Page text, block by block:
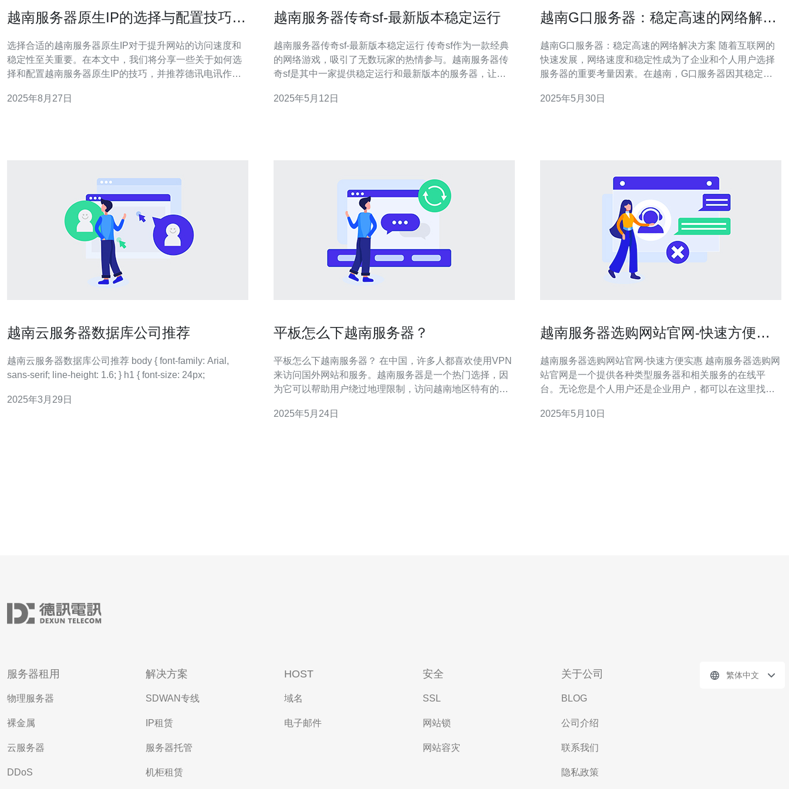
越南服务器原生IP的选择与配置技巧分
选择合适的越南服务器原生IP对于提升网站的访问速度和
稳定性至关重要。在本文中，我们将分享一些关于如何选
择和配置越南服务器原生IP的技巧，并推荐德讯电讯作为
越南服务器原生IP的重要性 在当今数字化时代，网站的访
2025年8月27日
越南服务器传奇sf-最新版本稳定运行
越南服务器传奇sf-最新版本稳定运行 传奇sf作为一款经典
的网络游戏，吸引了无数玩家的热情参与。越南服务器传
奇sf是其中一家提供稳定运行和最新版本的服务器，让玩
是稳定运行。服务器团队对服务器进行了优化，确保玩家
2025年5月12日
越南G口服务器：稳定高速的网络解决
越南G口服务器：稳定高速的网络解决方案 随着互联网的
快速发展，网络速度和稳定性成为了企业和个人用户选择
服务器的重要考量因素。在越南，G口服务器因其稳定高
务器的优势和适用场景。 G口服务器是指具有高速网络连
2025年5月30日
越南云服务器数据库公司推荐
越南云服务器数据库公司推荐 body { font-family: Arial,
sans-serif; line-height: 1.6; } h1 { font-size: 24px;
2025年3月29日
平板怎么下越南服务器？
平板怎么下越南服务器？ 在中国，许多人都喜欢使用VPN
来访问国外网站和服务。越南服务器是一个热门选择，因
为它可以帮助用户绕过地理限制，访问越南地区特有的内
服务器可能有些困惑。本文将介绍如何在平板上下载并连
2025年5月24日
越南服务器选购网站官网-快速方便实
越南服务器选购网站官网-快速方便实惠 越南服务器选购网
站官网是一个提供各种类型服务器和相关服务的在线平
台。无论您是个人用户还是企业用户，都可以在这里找到
旨。 我们的服务器种类繁多，包括共享主机、VPS、独立
2025年5月10日
服务器租用
物理服务器
裸金属
云服务器
DDoS
解决方案
SDWAN专线
IP租赁
服务器托管
机柜租赁
HOST
域名
电子邮件
安全
SSL
网站锁
网站容灾
关于公司
BLOG
公司介绍
联系我们
隐私政策
繁体中文